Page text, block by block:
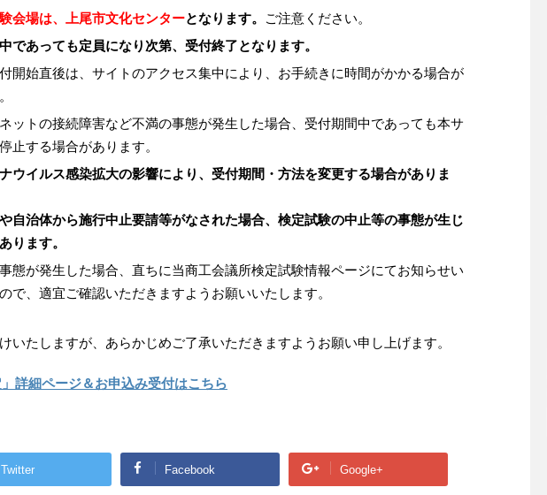
会場は、上尾市文化センターとなります。
ご注意ください。
であっても定員になり次第、受付終了となります。
開始直後は、サイトのアクセス集中により、お手続きに時間がかかる場合が
ットの接続障害など不満の事態が発生した場合、受付期間中であっても本サ
止する場合があります。
ウイルス感染拡大の影響により、受付期間・方法を変更する場合がありま
自治体から施行中止要請等がなされた場合、検定試験の中止等の事態が生じ
ります。
態が発生した場合、直ちに当商工会議所検定試験情報ページにてお知らせい
で、適宜ご確認いただきますようお願いいたします。
いたしますが、あらかじめご了承いただきますようお願い申し上げます。
詳細ページ＆お申込み受付はこちら
Twitter Facebook Google+